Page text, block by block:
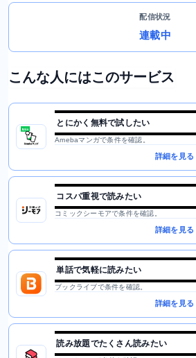
配信状況
連載中
こんな人にはこのサービス
とにかく無料で試したい
Amebaマンガで条件を確認。
詳細を見る
コスパ重視で読みたい
コミックシーモアで条件を確認。
詳細を見る
単話で気軽に読みたい
ブックライブで条件を確認。
詳細を見る
読み放題でたくさん読みたい